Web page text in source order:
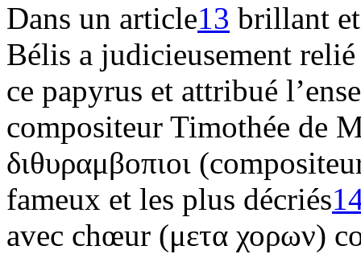
Dans un article13 brillant
Bélis a judicieusement
ce papyrus et attribué
compositeur Timothée de
διθυραμβοπιοι
fameux et les plus décriés
avec chœur (μετα χορων)